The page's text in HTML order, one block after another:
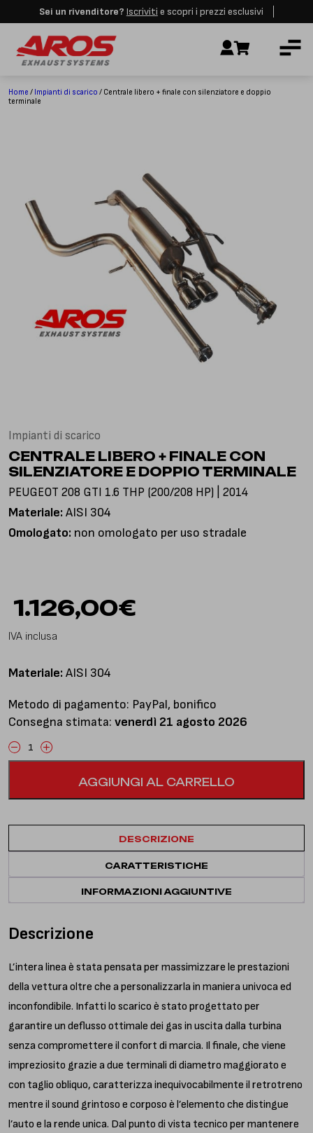
Sei un rivenditore? Iscriviti e scopri i prezzi esclusivi
IMPIANTI DI SCARICO
CUSTOMER SERVICE
+39 348 4420254
INDIRIZZO
Via Gioacchino Rossini, 18
25050 Pian Camuno BS, Italia
Home / Impianti di scarico / Centrale libero + finale con silenziatore e doppio
terminale
Impianti di scarico
CENTRALE LIBERO + FINALE CON
SILENZIATORE E DOPPIO TERMINALE
PEUGEOT 208 GTI 1.6 THP (200/208 HP) | 2014
Materiale: AISI 304
Omologato: non omologato per uso stradale
€
1.126,00
IVA inclusa
Materiale: AISI 304
Metodo di pagamento: PayPal, bonifico
Consegna stimata: venerdì 21 agosto 2026
Centrale
finale
silenziatore
doppio
AGGIUNGI AL CARRELLO
DESCRIZIONE
CARATTERISTICHE
INFORMAZIONI AGGIUNTIVE
Descrizione
L’intera linea è stata pensata per massimizzare le prestazioni
della vettura oltre che a personalizzarla in maniera univoca ed
inconfondibile. Infatti lo scarico è stato progettato per
garantire un deflusso ottimale dei gas in uscita dalla turbina
senza compromettere il confort di marcia. Il finale, che viene
impreziosito grazie a due terminali di diametro maggiorato e
con taglio obliquo, caratterizza inequivocabilmente il retrotreno
mentre il sound grintoso e corposo è l’elemento che distingue
l’auto e la rende unica. Dal punto di vista tecnico per mantenere
Aros rimarrà chiusa per le festività dall'8 al 23 Agosto. I nuovi ordini